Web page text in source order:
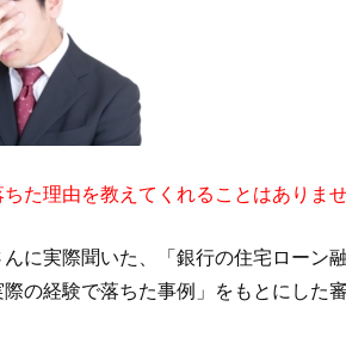
た理由を教えてくれることはありませ
に実際聞いた、「銀行の住宅ローン
の経験で落ちた事例」をもとにした